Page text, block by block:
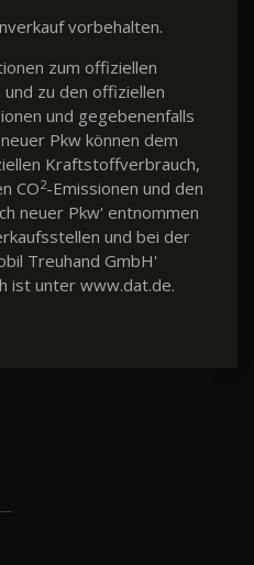
vorbehalten.
zum offiziellen
zu den offiziellen
und gegebenenfalls
Pkw können dem
Kraftstoffverbrauch,
CO2-Emissionen und den
neuer Pkw' entnommen
und bei der
Treuhand GmbH'
ist unter www.dat.de.